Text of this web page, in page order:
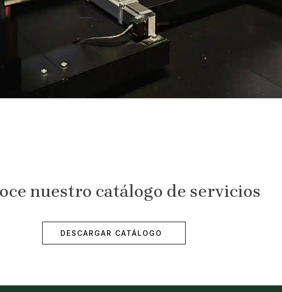
nuestro catálogo de servicios
DESCARGAR CATÁLOGO